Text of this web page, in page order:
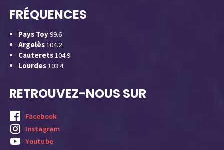
FRÉQUENCES
Pays Toy99.6
Argelès104.2
Cauterets104.9
Lourdes103.4
RETROUVEZ-NOUS SUR
Facebook
Instagram
Youtube